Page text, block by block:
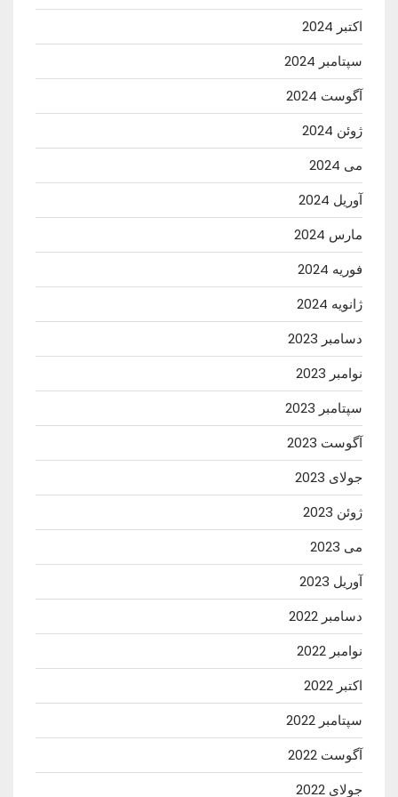
اکتبر 2024
سپتامبر 2024
آگوست 2024
ژوئن 2024
می 2024
آوریل 2024
مارس 2024
فوریه 2024
ژانویه 2024
دسامبر 2023
نوامبر 2023
سپتامبر 2023
آگوست 2023
جولای 2023
ژوئن 2023
می 2023
آوریل 2023
دسامبر 2022
نوامبر 2022
اکتبر 2022
سپتامبر 2022
آگوست 2022
جولای 2022